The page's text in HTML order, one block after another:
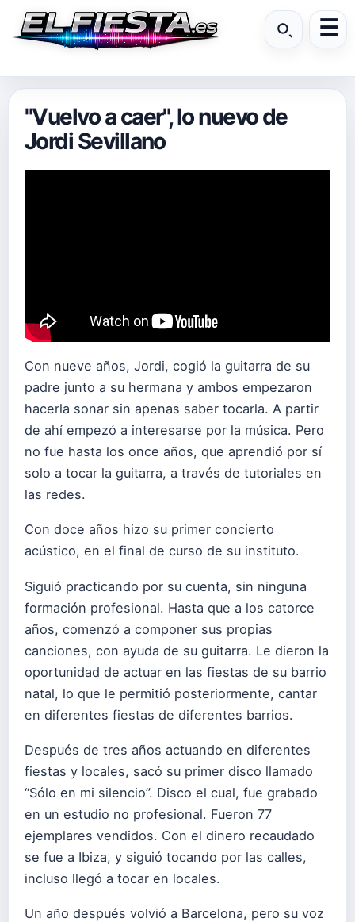
"Vuelvo a caer", lo nuevo de
Jordi Sevillano
Con nueve años, Jordi, cogió la guitarra de su
padre junto a su hermana y ambos empezaron
hacerla sonar sin apenas saber tocarla. A partir
de ahí empezó a interesarse por la música. Pero
no fue hasta los once años, que aprendió por sí
solo a tocar la guitarra, a través de tutoriales en
las redes.
Con doce años hizo su primer concierto
acústico, en el final de curso de su instituto.
Siguió practicando por su cuenta, sin ninguna
formación profesional. Hasta que a los catorce
años, comenzó a componer sus propias
canciones, con ayuda de su guitarra. Le dieron la
oportunidad de actuar en las fiestas de su barrio
natal, lo que le permitió posteriormente, cantar
en diferentes fiestas de diferentes barrios.
Después de tres años actuando en diferentes
fiestas y locales, sacó su primer disco llamado
“Sólo en mi silencio”. Disco el cual, fue grabado
en un estudio no profesional. Fueron 77
ejemplares vendidos. Con el dinero recaudado
se fue a Ibiza, y siguió tocando por las calles,
incluso llegó a tocar en locales.
Un año después volvió a Barcelona, pero su voz